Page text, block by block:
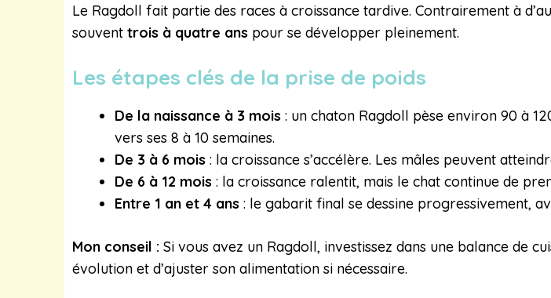
Le Ragdoll fait partie des races à croissance tardive. Contrairement à
souvent trois à quatre ans pour se développer pleinement.
Les étapes clés de la prise de poids
De la naissance à 3 mois : un chaton Ragdoll pèse environ 90 à
vers ses 8 à 10 semaines.
De 3 à 6 mois : la croissance s’accélère. Les mâles peuvent
De 6 à 12 mois : la croissance ralentit, mais le chat continue de
Entre 1 an et 4 ans : le gabarit final se dessine progressivement,
Mon conseil : Si vous avez un Ragdoll, investissez dans une balance de
évolution et d’ajuster son alimentation si nécessaire.